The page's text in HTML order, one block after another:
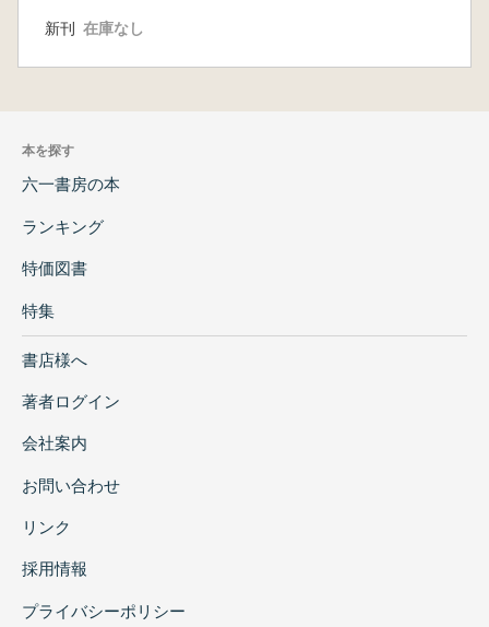
新刊 在庫なし
本を探す
六一書房の本
ランキング
特価図書
特集
書店様へ
著者ログイン
会社案内
お問い合わせ
リンク
採用情報
プライバシーポリシー